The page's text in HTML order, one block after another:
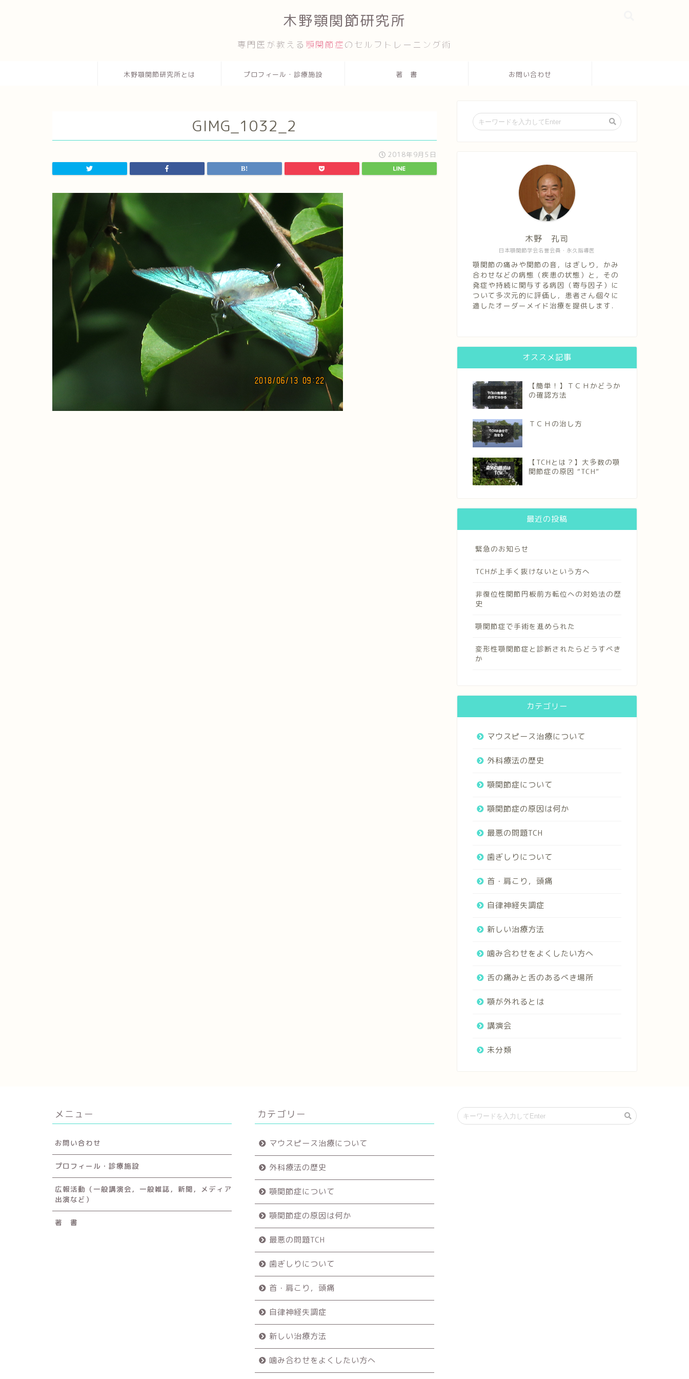
木野顎関節研究所
専門医が教える 顎関節症 のセルフトレーニング術
木野顎関節研究所とは プロフィール・診療施設 著 書 お問い合わせ
GIMG_1032_2
2018年9月5日
日本顎関節学会名誉会員・永久指導医
木野 孔司
顎関節の痛みや関節の音，はぎしり，かみ
合わせなどの病態（疾患の状態）と，その
発症や持続に関与する病因（寄与因子）に
ついて多次元的に評価し，患者さん個々に
適したオーダーメイド治療を提供します．
オススメ記事
【簡単！】ＴＣＨかどうか
の確認方法
ＴＣＨの治し方
【TCHとは？】大多数の顎
関節症の原因 “TCH”
最近の投稿
緊急のお知らせ
TCHが上手く抜けないという方へ
非復位性関節円板前方転位への対処法の歴
史
顎関節症で手術を進められた
変形性顎関節症と診断されたらどうすべき
か
カテゴリー
マウスピース治療について
外科療法の歴史
顎関節症について
顎関節症の原因は何か
最悪の問題TCH
歯ぎしりについて
首・肩こり，頭痛
自律神経失調症
新しい治療方法
噛み合わせをよくしたい方へ
舌の痛みと舌のあるべき場所
顎が外れるとは
講演会
未分類
メニュー
お問い合わせ
プロフィール・診療施設
広報活動（一般講演会，一般雑誌，新聞，メディア
出演など）
著 書
カテゴリー
マウスピース治療について
外科療法の歴史
顎関節症について
顎関節症の原因は何か
最悪の問題TCH
歯ぎしりについて
首・肩こり，頭痛
自律神経失調症
新しい治療方法
噛み合わせをよくしたい方へ